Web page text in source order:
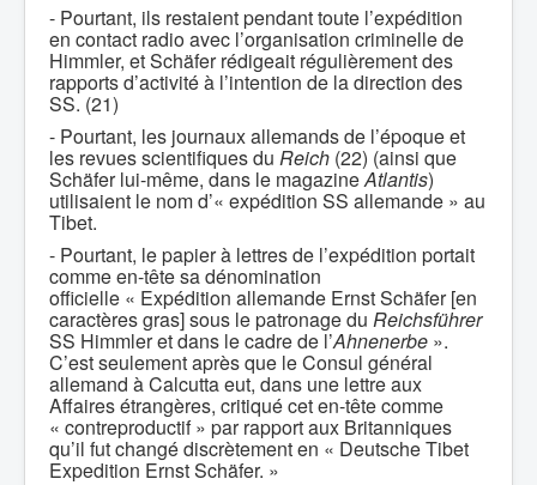
- Pourtant, ils restaient pendant toute l’expédition
en contact radio avec l’organisation criminelle de
Himmler, et Schäfer rédigeait régulièrement des
rapports d’activité à l’intention de la direction des
SS. (21)
- Pourtant, les journaux allemands de l’époque et
les revues scientifiques du Reich (22) (ainsi que
Schäfer lui-même, dans le magazineAtlantis)
utilisaient le nom d’« expédition SS allemande » au
Tibet.
- Pourtant, le papier à lettres de l’expédition portait
comme en-tête sa dénomination
officielle « Expédition allemande Ernst Schäfer [en
caractères gras] sous le patronage du Reichsführer
SS Himmler et dans le cadre de l’Ahnenerbe ».
C’est seulement après que le Consul général
allemand à Calcutta eut, dans une lettre aux
Affaires étrangères, critiqué cet en-tête comme
« contreproductif » par rapport aux Britanniques
qu’il fut changé discrètement en « Deutsche Tibet
Expedition Ernst Schäfer. »